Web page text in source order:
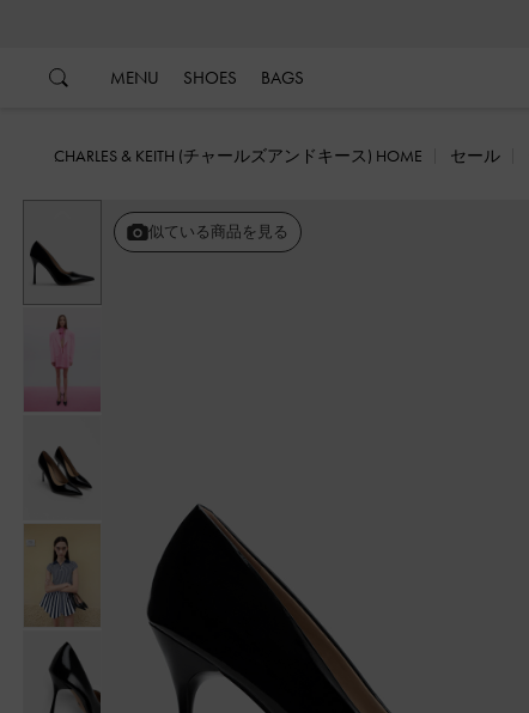
MENU SHOES BAGS
CHARLES & KEITH (チャールズアンドキース) HOME セール
似ている商品を見る